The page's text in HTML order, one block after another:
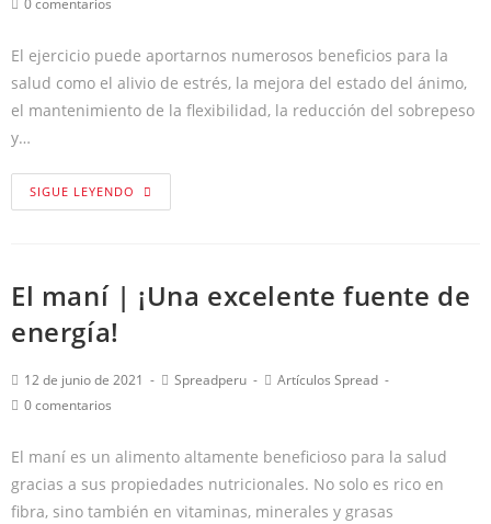
0 comentarios
El ejercicio puede aportarnos numerosos beneficios para la
salud como el alivio de estrés, la mejora del estado del ánimo,
el mantenimiento de la flexibilidad, la reducción del sobrepeso
y…
SIGUE LEYENDO
El maní | ¡Una excelente fuente de
energía!
12 de junio de 2021 Spreadperu
Artículos Spread
0 comentarios
El maní es un alimento altamente beneficioso para la salud
gracias a sus propiedades nutricionales. No solo es rico en
fibra, sino también en vitaminas, minerales y grasas